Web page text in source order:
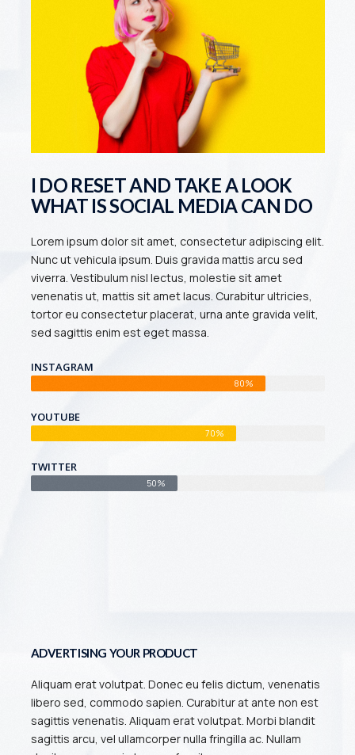
I DO RESET AND TAKE A LOOK
WHAT IS SOCIAL MEDIA CAN DO
Lorem ipsum dolor sit amet, consectetur adipiscing elit.
Nunc ut vehicula ipsum. Duis gravida mattis arcu sed
viverra. Vestibulum nisl lectus, molestie sit amet
venenatis ut, mattis sit amet lacus. Curabitur ultricies,
tortor eu consectetur placerat, urna ante gravida velit,
sed sagittis enim est eget massa.
INSTAGRAM
80%
YOUTUBE
70%
TWITTER
50%
ADVERTISING YOUR PRODUCT
Aliquam erat volutpat. Donec eu felis dictum, venenatis
libero sed, commodo sapien. Curabitur at ante non est
sagittis venenatis. Aliquam erat volutpat. Morbi blandit
sagittis arcu, vel ullamcorper nulla fringilla ac. Nullam